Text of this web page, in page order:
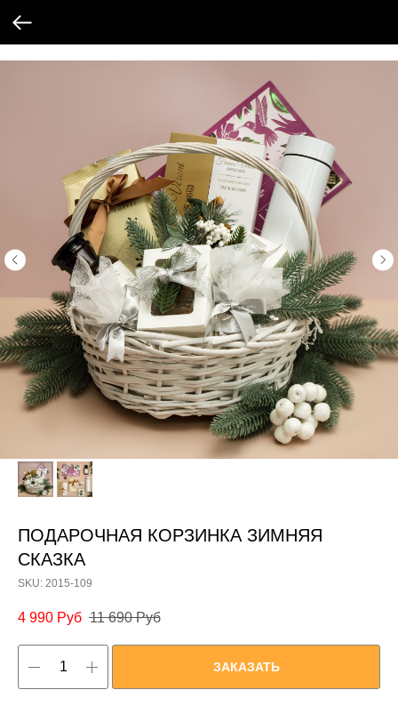
ПОДАРОЧНАЯ КОРЗИНКА ЗИМНЯЯ
СКАЗКА
SKU: 2015-109
4 990 Руб 11 690 Руб
ЗАКАЗАТЬ